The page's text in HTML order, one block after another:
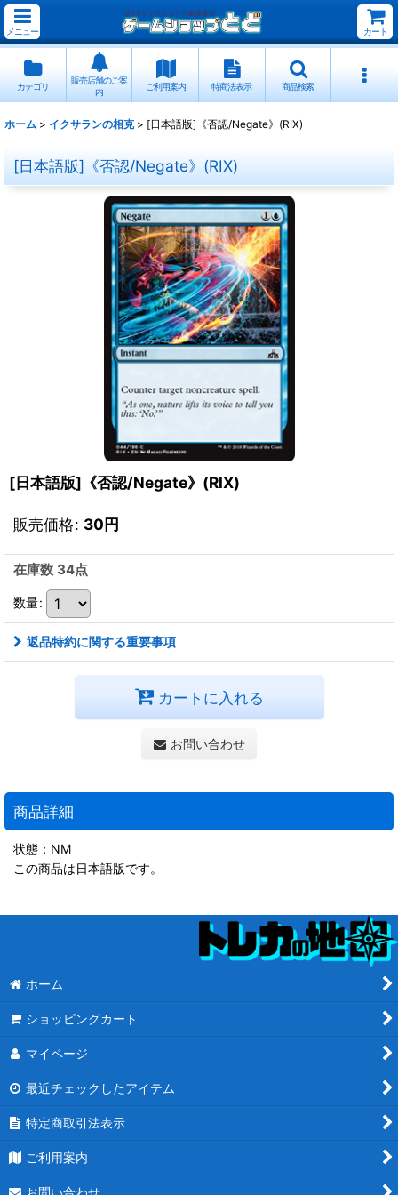
メニュー カート
カテゴリ
販売店舗のご案
内
ご利用案内 特商法表示 商品検索
ホーム > イクサランの相克 > [日本語版]《否認/Negate》(RIX)
[日本語版]《否認/Negate》(RIX)
[日本語版]《否認/Negate》(RIX)
販売価格: 30円
在庫数 34点
数量:
返品特約に関する重要事項
カートに入れる
お問い合わせ
商品詳細
状態：NM
この商品は日本語版です。
ホーム
ショッピングカート
マイページ
最近チェックしたアイテム
特定商取引法表示
ご利用案内
お問い合わせ